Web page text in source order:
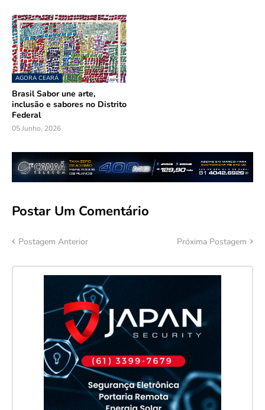
AGORA CEARÁ
Brasil Sabor une arte,
inclusão e sabores no Distrito
Federal
05 Junho, 2026
Postar Um Comentário
Postagem Anterior Próxima Postagem